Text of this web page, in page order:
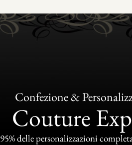
Confezione &
Couture
95% delle personalizzazioni